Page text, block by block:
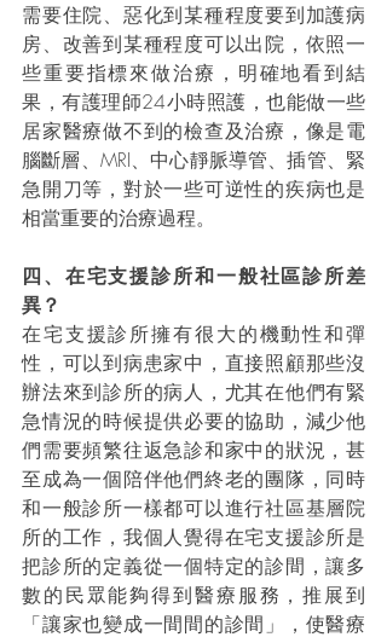
需要住院、惡化到某種程度要到加護病
房、改善到某種程度可以出院，依照一
些重要指標來做治療，明確地看到結
果，有護理師24小時照護，也能做一些
居家醫療做不到的檢查及治療，像是電
腦斷層、MRI、中心靜脈導管、插管、緊
急開刀等，對於一些可逆性的疾病也是
相當重要的治療過程。
四、在宅支援診所和一般社區診所差
異？
在宅支援診所擁有很大的機動性和彈
性，可以到病患家中，直接照顧那些沒
辦法來到診所的病人，尤其在他們有緊
急情況的時候提供必要的協助，減少他
們需要頻繁往返急診和家中的狀況，甚
至成為一個陪伴他們終老的團隊，同時
和一般診所一樣都可以進行社區基層院
所的工作，我個人覺得在宅支援診所是
把診所的定義從一個特定的診間，讓多
數的民眾能夠得到醫療服務，推展到
「讓家也變成一間間的診間」，使醫療